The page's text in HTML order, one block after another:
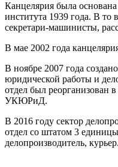
Канцелярия была
института 1939 года. В то
секретари-машинисты,
В мае 2002 года
В ноябре 2007 года
юридической работы и
отдел был реорганизован
УКЮРиД.
В 2016 году сектор
отдел со штатом 3
делопроизводитель, курьер.